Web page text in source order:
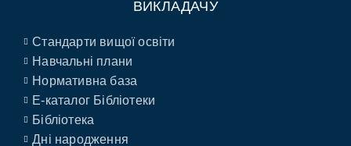
ВИКЛАДАЧУ
Стандарти вищої освіти
Навчальні плани
Нормативна база
E-каталог Бібліотеки
Бібліотека
Дні народження